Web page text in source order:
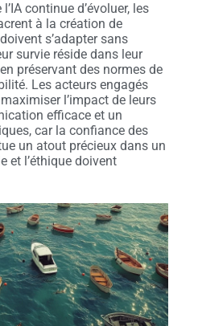
continue d’évoluer, les
à la création de
s’adapter sans
survie réside dans leur
préservant des normes de
Les acteurs engagés
l’impact de leurs
efficace et un
car la confiance des
un atout précieux dans un
et l’éthique doivent